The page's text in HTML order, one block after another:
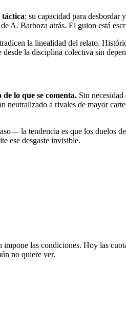
: su capacidad para desbordar
A. Barboza atrás. El guion está
la linealidad del relato.
la disciplina colectiva sin
lo que se comenta. Sin
a rivales de mayor
la tendencia es que los duelos
ese desgaste invisible.
las condiciones. Hoy las
no quiere ver.